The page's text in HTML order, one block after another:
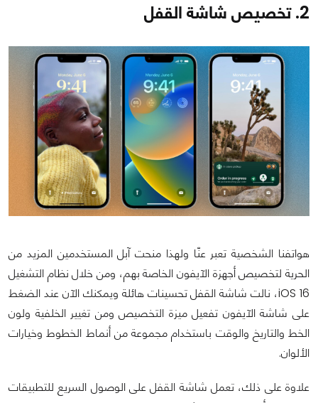
2. تخصيص شاشة القفل
هواتفنا الشخصية تعبر عنّا ولهذا منحت آبل المستخدمين المزيد من
الحرية لتخصيص أجهزة الآيفون الخاصة بهم، ومن خلال نظام التشغيل
iOS 16، نالت شاشة القفل تحسينات هائلة ويمكنك الآن عند الضغط
على شاشة الآيفون تفعيل ميزة التخصيص ومن تغيير الخلفية ولون
الخط والتاريخ والوقت باستخدام مجموعة من أنماط الخطوط وخيارات
الألوان.
علاوة على ذلك، تعمل شاشة القفل على الوصول السريع للتطبيقات